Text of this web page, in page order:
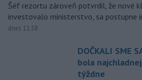
Šéf rezortu zároveň potvrdil, že nové
investovalo ministerstvo, sa postupne
dnes 11:58
DOČKALI SME
bola
týždne